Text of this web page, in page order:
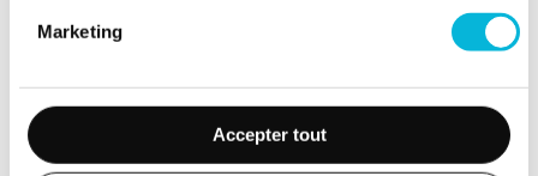
Marketing
Accepter tout
Afiso (20 mai 2021, Webinar) Endoscopie
prise en charge de la hernie discale lombaire.
Espinea (17 septembre 2021, Salzburg) Early
experience with electromagnetic navigation.